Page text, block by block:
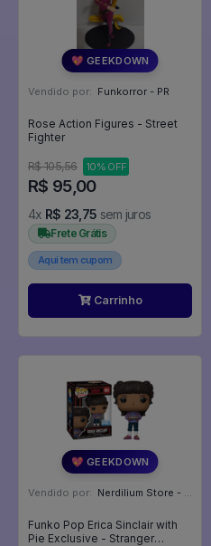
💖 GEEKDOWN
Vendido por: Funkorror - PR
Rose Action Figures - Street
Fighter
R$ 105,56 10% OFF
R$ 95,00
4x R$ 23,75 sem juros
Frete Grátis
Aqui tem cupom
Carrinho
💖 GEEKDOWN
Vendido por: Nerdilium Store - SP
Funko Pop Erica Sinclair with
Pie Exclusive - Stranger